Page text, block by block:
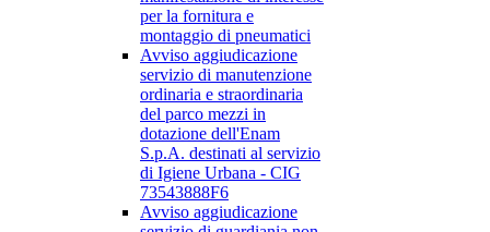
per la fornitura e
montaggio di pneumatici
Avviso aggiudicazione
servizio di manutenzione
ordinaria e straordinaria
del parco mezzi in
dotazione dell'Enam
S.p.A. destinati al servizio
di Igiene Urbana - CIG
73543888F6
Avviso aggiudicazione